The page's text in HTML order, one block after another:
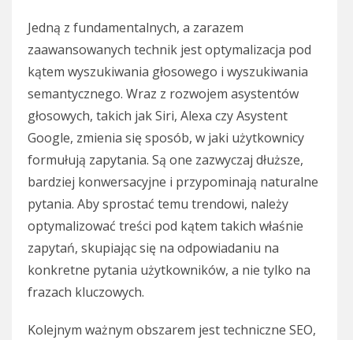
Jedną z fundamentalnych, a zarazem
zaawansowanych technik jest optymalizacja pod
kątem wyszukiwania głosowego i wyszukiwania
semantycznego. Wraz z rozwojem asystentów
głosowych, takich jak Siri, Alexa czy Asystent
Google, zmienia się sposób, w jaki użytkownicy
formułują zapytania. Są one zazwyczaj dłuższe,
bardziej konwersacyjne i przypominają naturalne
pytania. Aby sprostać temu trendowi, należy
optymalizować treści pod kątem takich właśnie
zapytań, skupiając się na odpowiadaniu na
konkretne pytania użytkowników, a nie tylko na
frazach kluczowych.
Kolejnym ważnym obszarem jest techniczne SEO,